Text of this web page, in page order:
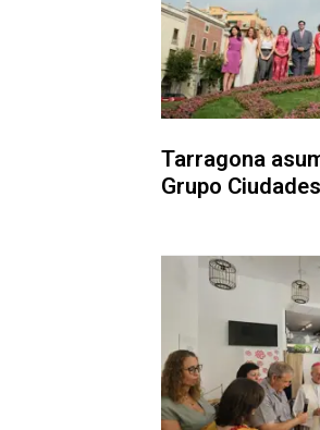
Tarragona
Grupo